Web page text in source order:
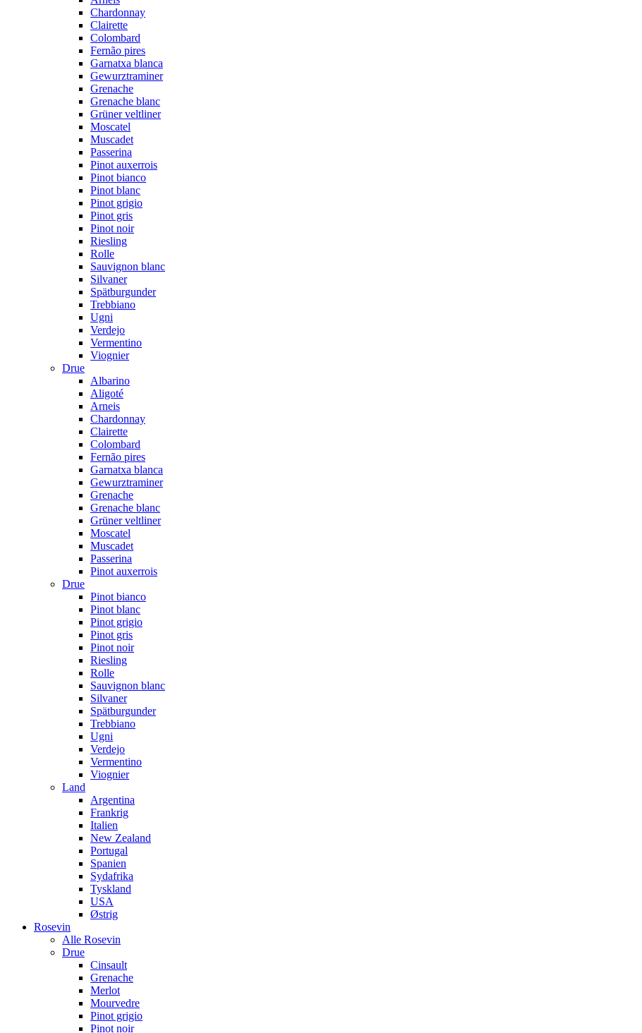
Chardonnay
Clairette
Colombard
Fernão pires
Garnatxa blanca
Gewurztraminer
Grenache
Grenache blanc
Grüner veltliner
Moscatel
Muscadet
Passerina
Pinot auxerrois
Pinot bianco
Pinot blanc
Pinot grigio
Pinot gris
Pinot noir
Riesling
Rolle
Sauvignon blanc
Silvaner
Spätburgunder
Trebbiano
Ugni
Verdejo
Vermentino
Viognier
Drue
Albarino
Aligoté
Arneis
Chardonnay
Clairette
Colombard
Fernão pires
Garnatxa blanca
Gewurztraminer
Grenache
Grenache blanc
Grüner veltliner
Moscatel
Muscadet
Passerina
Pinot auxerrois
Drue
Pinot bianco
Pinot blanc
Pinot grigio
Pinot gris
Pinot noir
Riesling
Rolle
Sauvignon blanc
Silvaner
Spätburgunder
Trebbiano
Ugni
Verdejo
Vermentino
Viognier
Land
Argentina
Frankrig
Italien
New Zealand
Portugal
Spanien
Sydafrika
Tyskland
USA
Østrig
Rosevin
Alle Rosevin
Drue
Cinsault
Grenache
Merlot
Mourvedre
Pinot grigio
Pinot noir